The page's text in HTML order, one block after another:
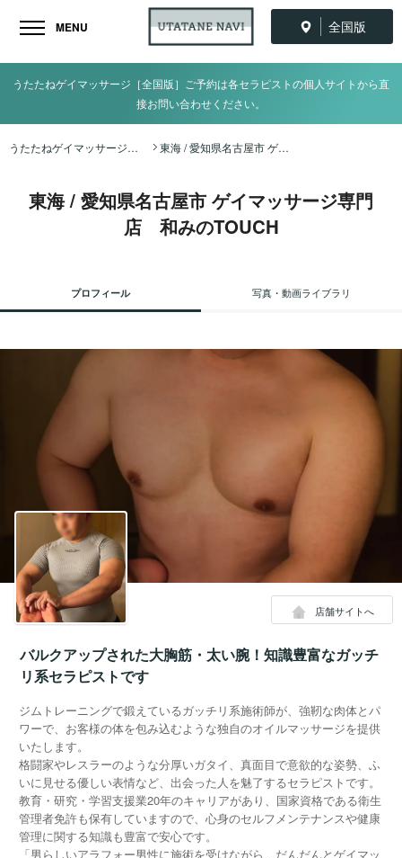
全国版
MENU
うたたねゲイマッサージ［全国版］ご予約は各セラピストの個人サイトから直
接お問い合わせください。
うたたねゲイマッサージ全国ナビ TOP 東海 / 愛知県名古屋市 ゲイマッサージ専門店 和みのTOUCH
東海 / 愛知県名古屋市 ゲイマッサージ専門
店 和みのTOUCH
プロフィール 写真・動画ライブラリ
店舗サイトへ
バルクアップされた大胸筋・太い腕！知識豊富なガッチ
リ系セラピストです
ジムトレーニングで鍛えているガッチリ系施術師が、強靭な肉体とパ
ワーで、お客様の体を包み込むような独自のオイルマッサージを提供
いたします。
格闘家やレスラーのような分厚いガタイ、真面目で意欲的な姿勢、ふ
いに見せる優しい表情など、出会った人を魅了するセラピストです。
教育・研究・学習支援業20年のキャリアがあり、国家資格である衛生
管理者免許も保有していますので、心身のセルフメンテナンスや健康
管理に関する知識も豊富で安心です。
「男らしいアラフォー男性に施術を受けながら、だんだんとゲイマッ